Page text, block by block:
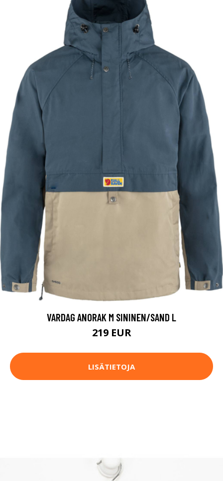
VARDAG ANORAK M SININEN/SAND L
219 EUR
LISÄTIETOJA